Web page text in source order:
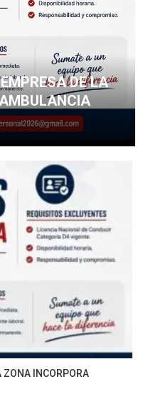
DE LA
ZONA INCORPORA